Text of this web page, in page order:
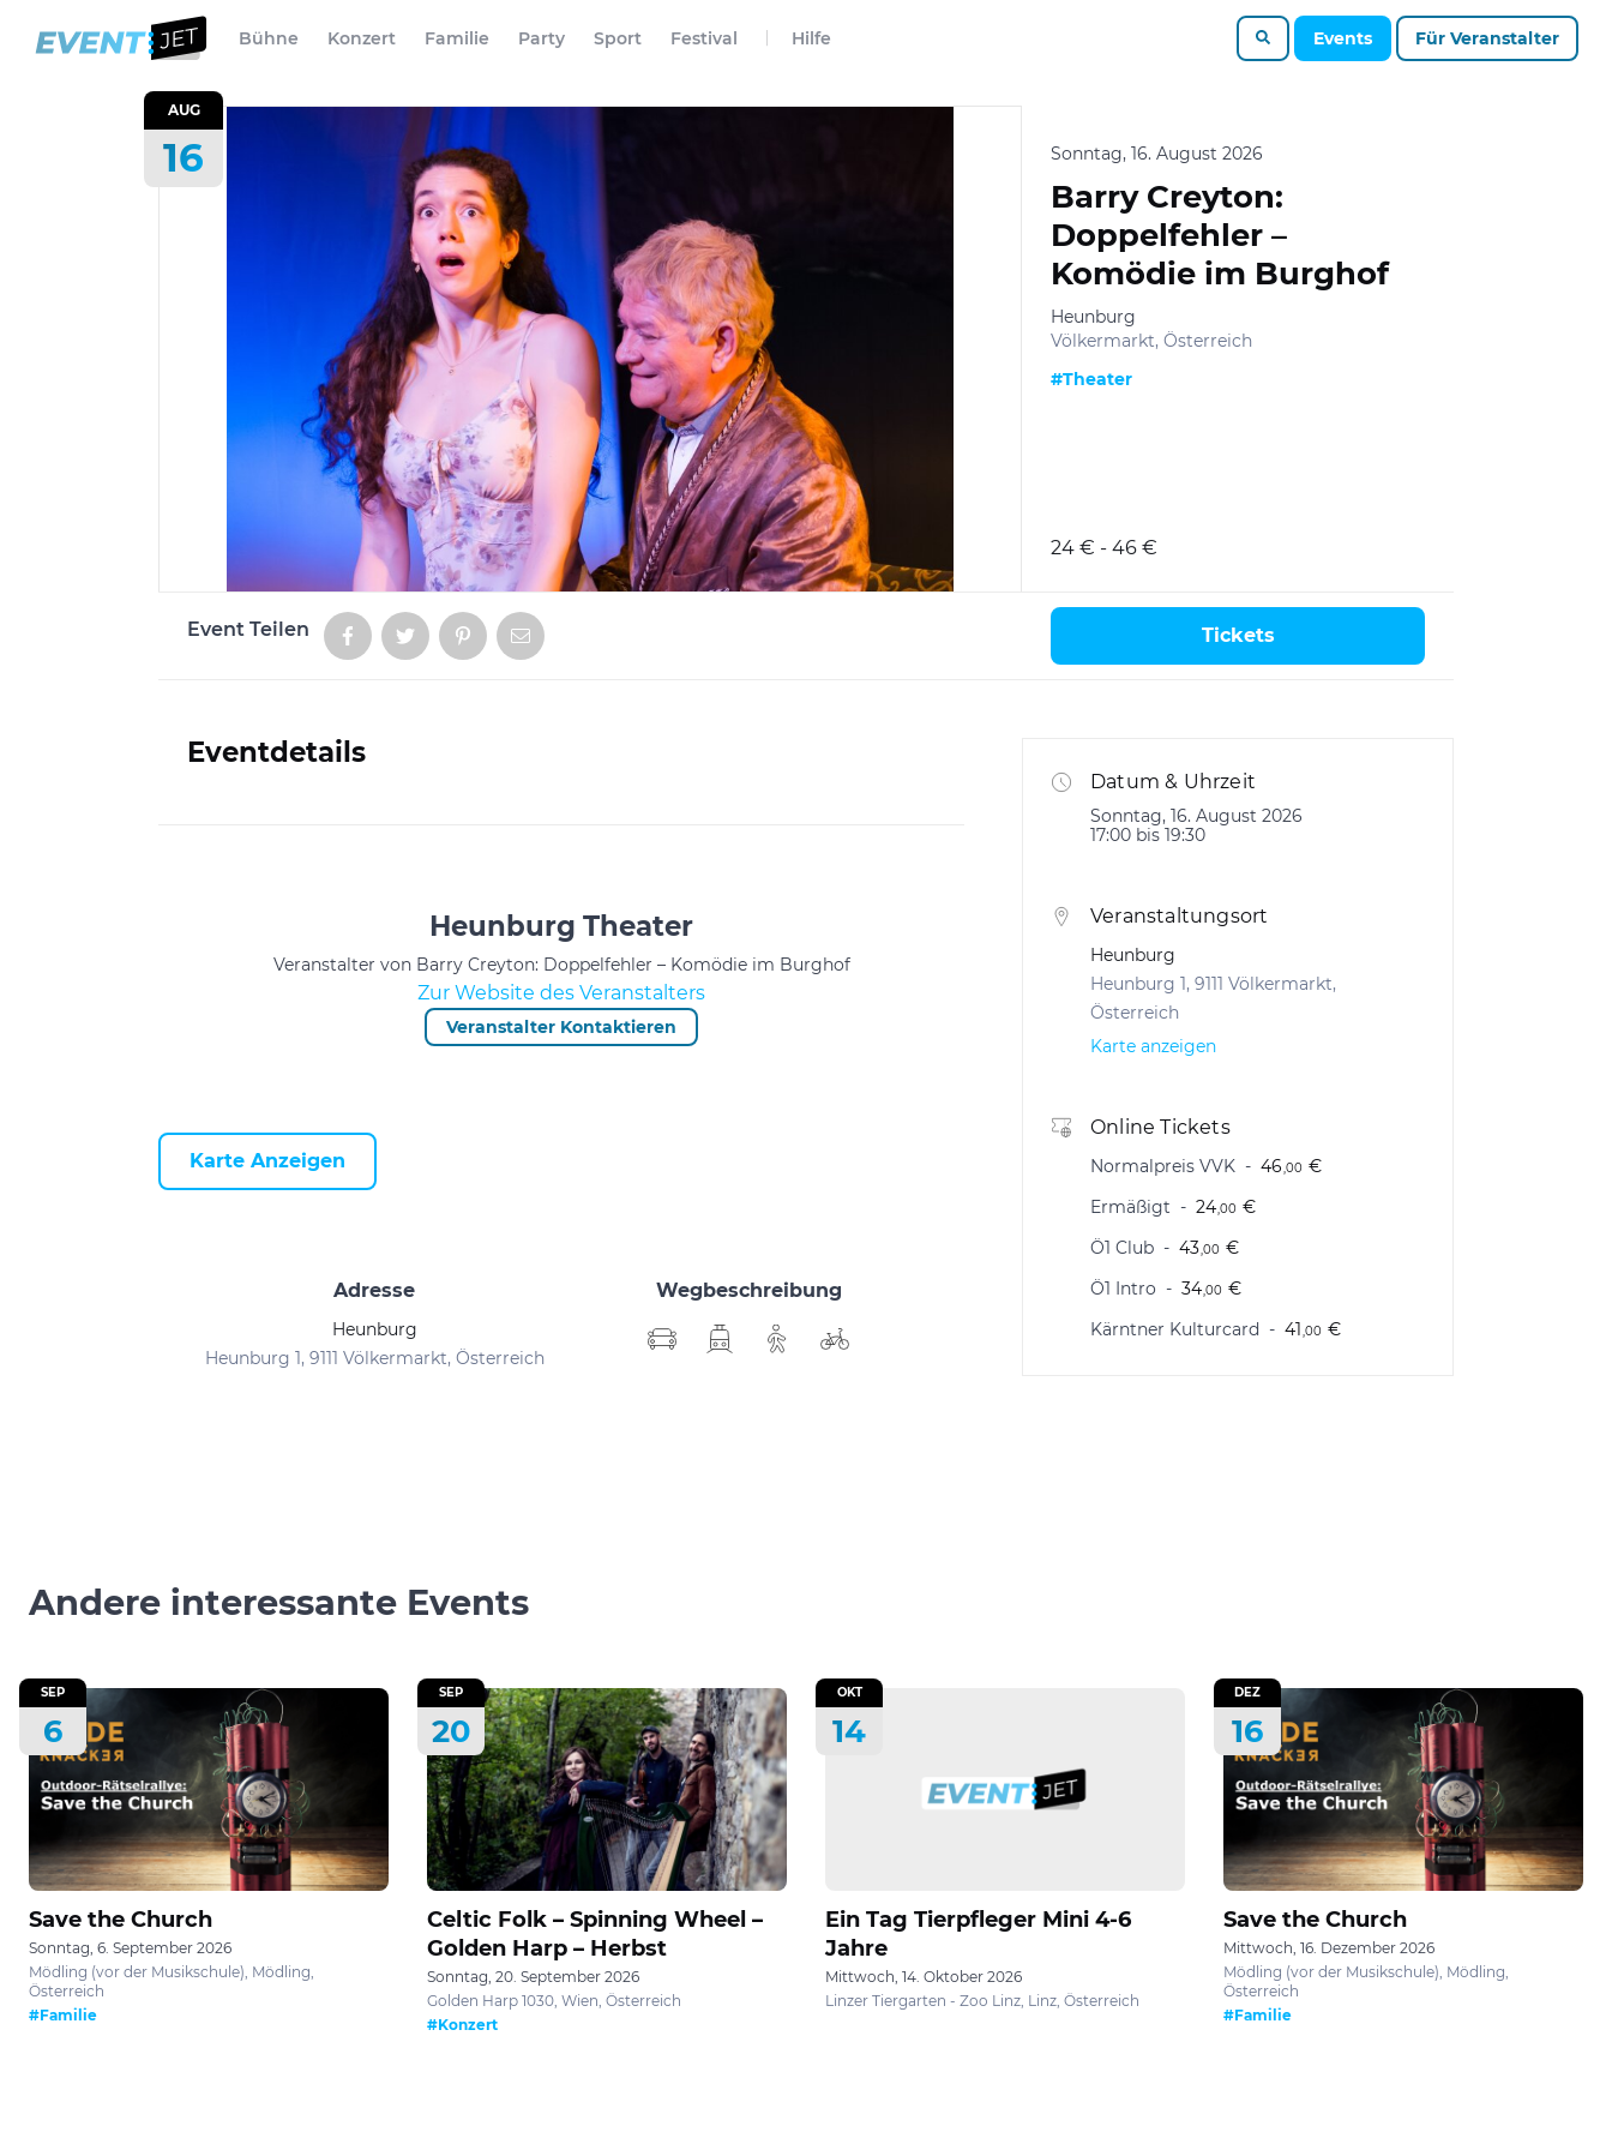
Bühne Konzert Familie Party Sport Festival Hilfe Events Für Veranstalter
AUG
16 Sonntag, 16. August 2026
Barry Creyton:
Doppelfehler –
Komödie im Burghof
Heunburg
Völkermarkt, Österreich
#Theater
24 € - 46 €
Event Teilen Tickets
Eventdetails
Heunburg Theater
Veranstalter von Barry Creyton: Doppelfehler – Komödie im Burghof
Zur Website des Veranstalters
Veranstalter Kontaktieren
Karte Anzeigen
Adresse
Heunburg
Heunburg 1, 9111 Völkermarkt, Österreich
Wegbeschreibung
Datum & Uhrzeit
Sonntag, 16. August 2026
17:00 bis 19:30
Veranstaltungsort
Heunburg
Heunburg 1, 9111 Völkermarkt,
Österreich
Karte anzeigen
Online Tickets
Normalpreis VVK 46,00 €
Ermäßigt
24,00 €
Ö1 Club
43,00 €
Ö1 Intro
34,00 €
Kärntner Kulturcard
41,00 €
Andere interessante Events
SEP
6
Save the Church
Sonntag, 6. September 2026
Mödling (vor der Musikschule), Mödling,
Österreich
#Familie
SEP
20
Celtic Folk – Spinning Wheel –
Golden Harp – Herbst
Sonntag, 20. September 2026
Golden Harp 1030, Wien, Österreich
#Konzert
OKT
14
Ein Tag Tierpfleger Mini 4-6
Jahre
Mittwoch, 14. Oktober 2026
Linzer Tiergarten - Zoo Linz, Linz, Österreich
DEZ
16
Save the Church
Mittwoch, 16. Dezember 2026
Mödling (vor der Musikschule), Mödling,
Österreich
#Familie